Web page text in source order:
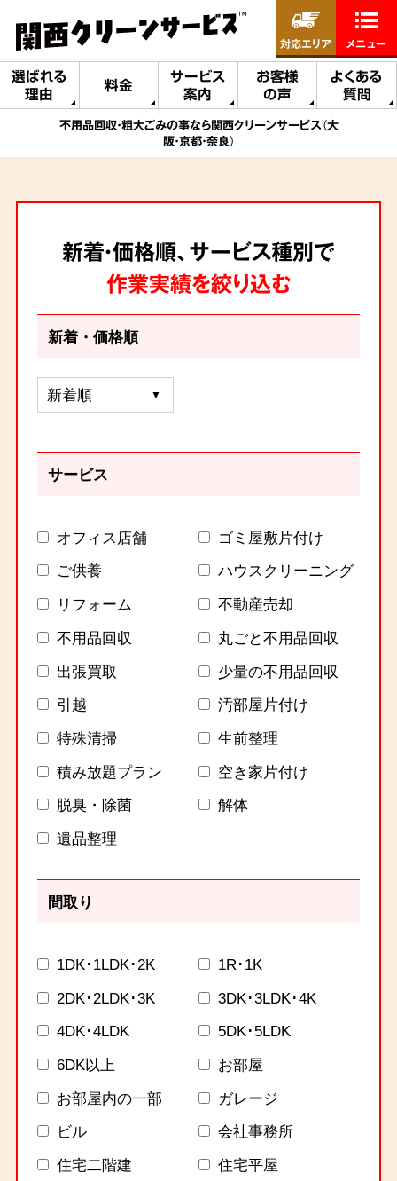
選ばれる
理由
料金
サービス
案内
お客様
の声
よくある
質問
対応エリア メニュー
不用品回収・粗大ごみの事なら関西クリーンサービス（大
阪・京都・奈良）
新着・価格順、サービス種別で
作業実績を絞り込む
新着・価格順
サービス
オフィス店舗
ゴミ屋敷片付け
ご供養
ハウスクリーニング
リフォーム
不動産売却
不用品回収
丸ごと不用品回収
出張買取
少量の不用品回収
引越
汚部屋片付け
特殊清掃
生前整理
積み放題プラン
空き家片付け
脱臭・除菌
解体
遺品整理
間取り
1DK･1LDK･2K
1R･1K
2DK･2LDK･3K
3DK･3LDK･4K
4DK･4LDK
5DK･5LDK
6DK以上
お部屋
お部屋内の一部
ガレージ
ビル
会社事務所
住宅二階建
住宅平屋